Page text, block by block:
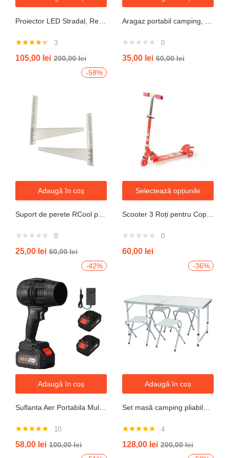
4.33din 5
3
105,00 lei 200,00lei
0
35,00 lei 60,00lei
-58%
Adaugă în coș
0
25,00 lei 60,00lei
Selectează opțiunile
0
60,00 lei
-42%
Adaugă în coș
4.90din 5
10
58,00 lei 100,00lei
-36%
Adaugă în coș
5.00din 5
4
128,00 lei 200,00lei